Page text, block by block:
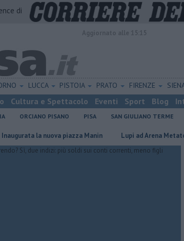
di
LUCCA PISTOIA PRATO FIRENZE
Cultura e Spettacolo Eventi Sport Blog
ORCIANO PISANO PISA SAN GIULIANO TERME
la nuova piazza Manin Lupi ad Arena Metato, il